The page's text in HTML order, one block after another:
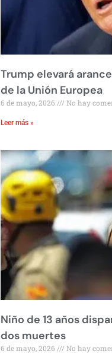
Trump elevará
de la Unión Europea
6 de mayo, 2026 No hay
Leer más »
Niño de 13 años
dos muertes
6 de mayo, 2026 No hay